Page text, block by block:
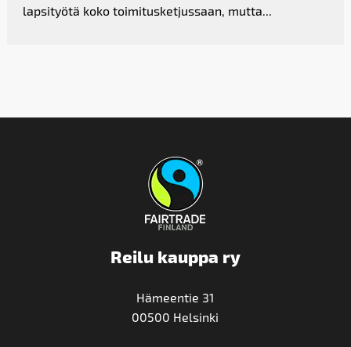
lapsityötä koko toimitusketjussaan, mutta...
Reilu kauppa ry
Hämeentie 31
00500 Helsinki